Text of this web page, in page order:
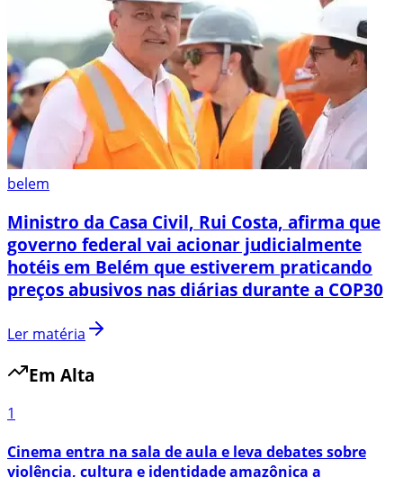
belem
Ministro da Casa Civil, Rui Costa, afirma que
governo federal vai acionar judicialmente
hotéis em Belém que estiverem praticando
preços abusivos nas diárias durante a COP30
Ler matéria
Em Alta
1
Cinema entra na sala de aula e leva debates sobre
violência, cultura e identidade amazônica a